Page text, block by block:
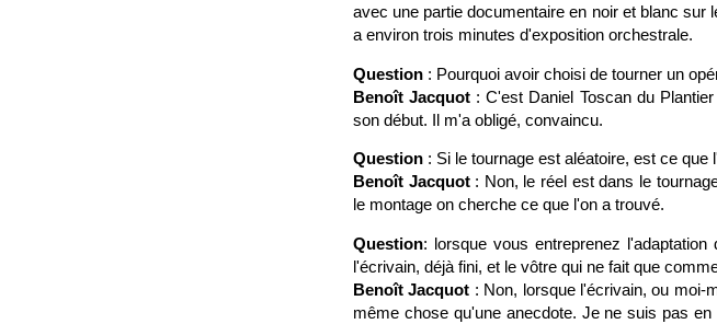
avec une partie documentaire en noir et blanc
a environ trois minutes d'exposition orchestrale.
Question : Pourquoi avoir choisi de tourner un
Benoît Jacquot : C'est Daniel Toscan du
son début. Il m'a obligé, convaincu.
Question : Si le tournage est aléatoire, est ce
Benoît Jacquot: Non, le réel est dans le
le montage on cherche ce que l'on a trouvé.
Question: lorsque vous entreprenez
l'écrivain, déjà fini, et le vôtre qui ne fait que
Benoît Jacquot : Non, lorsque l'écrivain, ou moi-
même chose qu'une anecdote. Je ne suis pas